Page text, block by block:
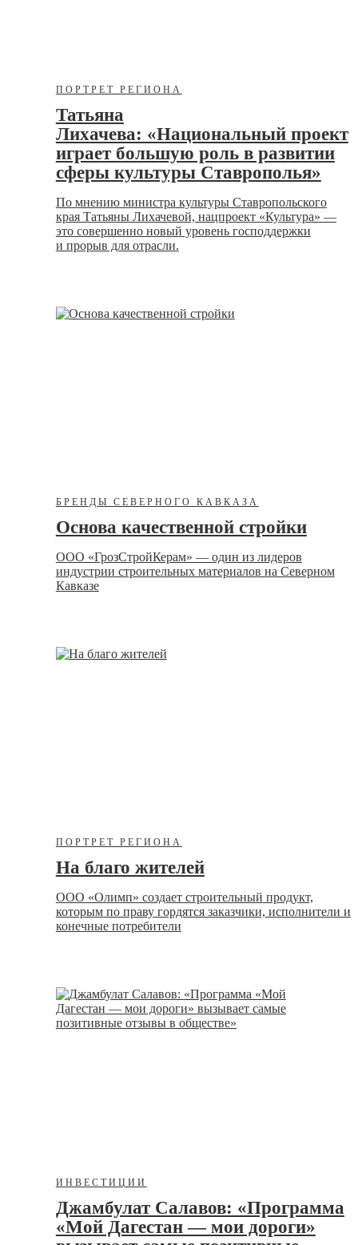
ПОРТРЕТ РЕГИОНА
Татьяна
Лихачева: «Национальный проект
играет большую роль в развитии
сферы культуры Ставрополья»
По мнению министра культуры Ставропольского
края Татьяны Лихачевой, нацпроект «Культура» —
это совершенно новый уровень господдержки
и прорыв для отрасли.
БРЕНДЫ СЕВЕРНОГО КАВКАЗА
Основа качественной стройки
ООО «ГрозСтройКерам» — один из лидеров
индустрии строительных материалов на Северном
Кавказе
ПОРТРЕТ РЕГИОНА
На благо жителей
ООО «Олимп» создает строительный продукт,
которым по праву гордятся заказчики, исполнители и
конечные потребители
ИНВЕСТИЦИИ
Джамбулат Салавов: «Программа
«Мой Дагестан — мои дороги»